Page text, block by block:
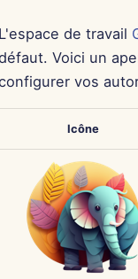
L'espace de travail
Voici un
vos
Icône